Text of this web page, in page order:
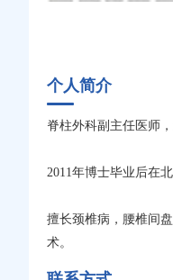
个人简介
脊柱外科副主任医师
2011年博士毕业后在
擅长颈椎病，腰椎间
术。